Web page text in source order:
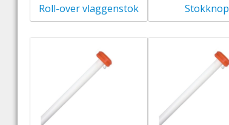
Roll-over vlaggenstok Stokknop